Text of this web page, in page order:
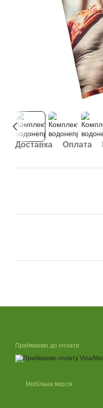
Доставка Оплата
Приймаємо до оплати
Мобільна версія